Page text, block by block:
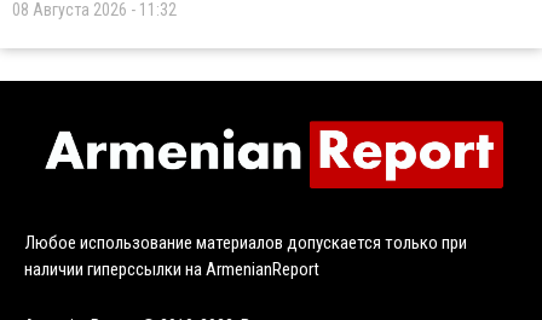
08 Августа 2026 - 11:32
Любое использование материалов допускается только при
наличии гиперссылки на ArmenianReport